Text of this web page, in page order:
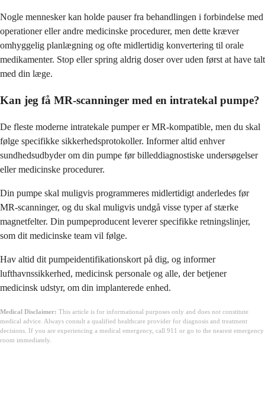
Nogle mennesker kan holde pauser fra behandlingen i forbindelse med
operationer eller andre medicinske procedurer, men dette kræver
omhyggelig planlægning og ofte midlertidig konvertering til orale
medikamenter. Stop eller spring aldrig doser over uden først at have talt
med din læge.
Kan jeg få MR-scanninger med en intratekal pumpe?
De fleste moderne intratekale pumper er MR-kompatible, men du skal
følge specifikke sikkerhedsprotokoller. Informer altid enhver
sundhedsudbyder om din pumpe før billeddiagnostiske undersøgelser
eller medicinske procedurer.
Din pumpe skal muligvis programmeres midlertidigt anderledes før
MR-scanninger, og du skal muligvis undgå visse typer af stærke
magnetfelter. Din pumpeproducent leverer specifikke retningslinjer,
som dit medicinske team vil følge.
Hav altid dit pumpeidentifikationskort på dig, og informer
lufthavnssikkerhed, medicinsk personale og alle, der betjener
medicinsk udstyr, om din implanterede enhed.
Medical Disclaimer: This article is for informational purposes only and does not constitute
medical advice. Always consult a qualified healthcare provider for diagnosis and treatment
decisions. If you are experiencing a medical emergency, call 911 or go to the nearest emergency
room immediately.